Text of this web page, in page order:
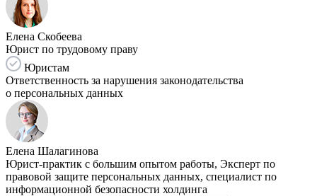
Елена Скобеева
Юрист по трудовому праву
Юристам
Ответственность за нарушения законодательства
о персональных данных
Елена Шалагинова
Юрист-практик с большим опытом работы, Эксперт по
правовой защите персональных данных, специалист по
информационной безопасности холдинга